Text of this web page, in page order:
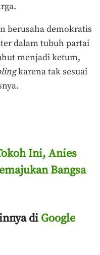
berusaha demokratis
dalam tubuh partai
menjadi ketum,
karena tak sesuai
Ini, Anies
Bangsa
di Google